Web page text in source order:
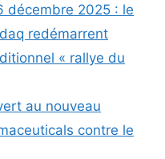
décembre 2025 : le
redémarrent
« rallye du
au nouveau
contre le